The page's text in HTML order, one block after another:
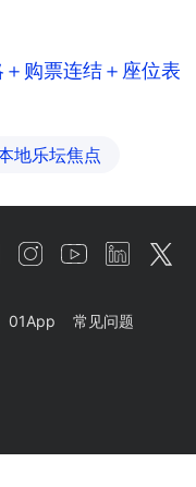
购票连结＋座位表
地乐坛焦点
01App 常见问题